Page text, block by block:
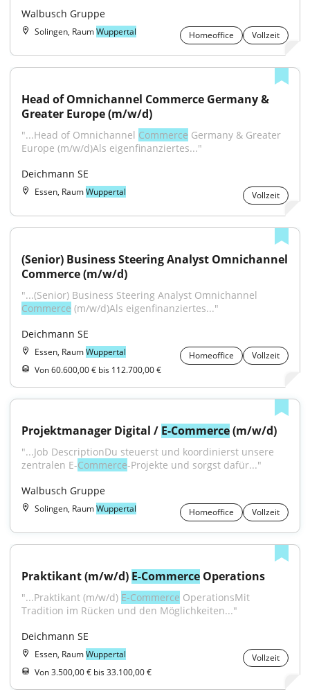
Walbusch Gruppe
Solingen, RaumWuppertal Homeoffice Vollzeit
Head of Omnichannel Commerce Germany &
Greater Europe (m/w/d)
"...Head of Omnichannel Commerce Germany & Greater
Europe (m/w/d)Als eigenfinanziertes..."
Deichmann SE
Essen, RaumWuppertal Vollzeit
(Senior) Business Steering Analyst Omnichannel
Commerce (m/w/d)
Commerce (m/w/d)Als eigenfinanziertes..."
Deichmann SE
Essen, RaumWuppertal Homeoffice
Vollzeit
Von 60.600,00 € bis 112.700,00 €
Projektmanager Digital / E-Commerce (m/w/d)
"...Job DescriptionDu steuerst und koordinierst unsere
zentralen E-Commerce-Projekte und sorgst dafür..."
Walbusch Gruppe
Solingen, RaumWuppertal Homeoffice Vollzeit
Praktikant (m/w/d) E-Commerce Operations
"...Praktikant (m/w/d) E-Commerce OperationsMit
Tradition im Rücken und den Möglichkeiten..."
Deichmann SE
Essen, RaumWuppertal
Vollzeit
Von 3.500,00 € bis 33.100,00 €